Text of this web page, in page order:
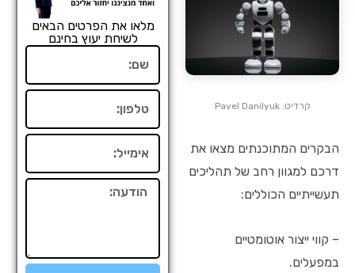
קרדיט: Pavel Danilyuk
הבקרים המתוכנתים מצאו את
דרכם למגוון רחב של תהליכים
תעשייתיים הכוללים:
– קווי ייצור אוטומטיים
במפעלים.
מלאו את הפרטים הבאים
לשיחת יעוץ בחינם
הודעה